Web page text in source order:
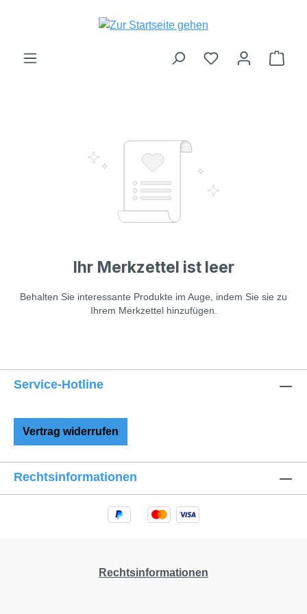
Zum Hauptinhalt springen
Du hast 0
Ihr Merkzettel ist leer
Behalten Sie interessante Produkte im Auge, indem Sie sie zu
Ihrem Merkzettel hinzufügen.
Service-Hotline
Vertrag widerrufen
Rechtsinformationen
Rechtsinformationen